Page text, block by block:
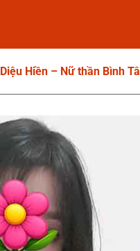
Diệu Hiền – Nữ thần Bình